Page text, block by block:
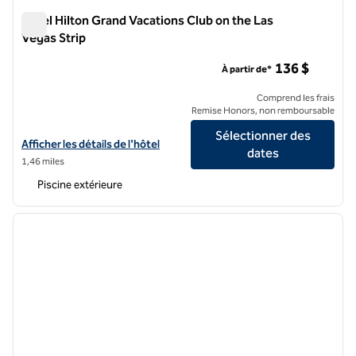
Hôtel Hilton Grand Vacations Club on the Las
Vegas Strip
Afficher les détails de l'hôtel Hilton Grand Vacations Club sur le Strip
Afficher les détails de l'hôtel
1,46 miles
À partir de* 136 $
Comprend les frais
Remise Honors, non remboursable
Sélectionner des
dates
Piscine extérieure
1 sur 12